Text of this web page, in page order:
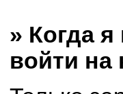
» Когда
войти